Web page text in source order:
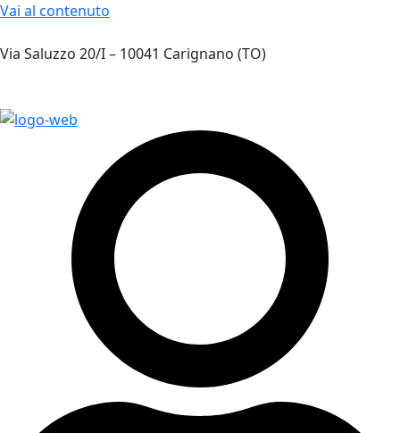
Vai al contenuto
Via Saluzzo 20/I – 10041 Carignano (TO)